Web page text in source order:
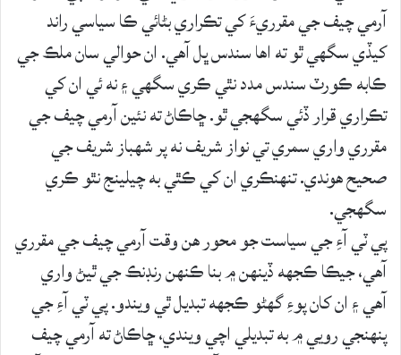
آرمي چيف جي مقرريءَ کي تڪراري بڻائي ڪا سياسي راند
کيڏي سگهي ٿو ته اها سندس ڀل آهي. ان حوالي سان ملڪ جي
ڪابه ڪورٽ سندس مدد نٿي ڪري سگهي ۽ نه ئي ان کي
تڪراري قرار ڏئي سگهجي ٿو. ڇاڪاڻ ته نئين آرمي چيف جي
مقرري واري سمري تي نواز شريف نه پر شهباز شريف جي
صحيح هوندي. تنهنڪري ان کي ڪٿي به چيلينج نٿو ڪري
سگهجي.
پي ٽي آءِ جي سياست جو محور هن وقت آرمي چيف جي مقرري
آهي، جيڪا ڪجهه ڏينهن ۾ بنا ڪنهن رنڊنڪ جي ٿيڻ واري
آهي ۽ ان کان پوءِ گهڻو ڪجهه تبديل ٿي ويندو. پي ٽي آءِ جي
پنهنجي رويي ۾ به تبديلي اچي ويندي، ڇاڪاڻ ته آرمي چيف